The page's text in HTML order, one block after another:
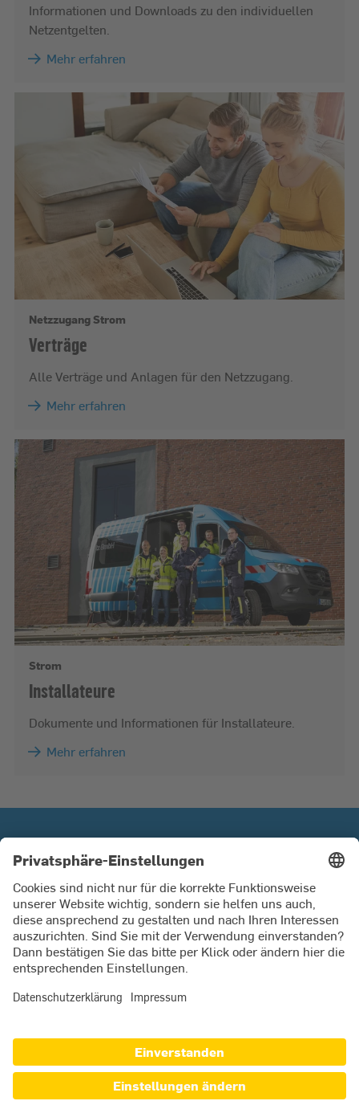
Informationen und Downloads zu den individuellen
Netzentgelten.
Mehr erfahren
Netzzugang Strom
Verträge
Alle Verträge und Anlagen für den Netzzugang.
Mehr erfahren
Strom
Installateure
Dokumente und Informationen für Installateure.
Mehr erfahren
SWKiel Netz GmbH
Ein Unternehmen der Stadtwerke Kiel AG.
Unter unserer Servicenummer helfen wir Ihnen gern bei
Fragen zu Strom, Erdgas, Wasser und Wärme.
Mo bis Fr 8 - 16 Uhr.
0431 594 3410
BARRIEREFREIHEIT